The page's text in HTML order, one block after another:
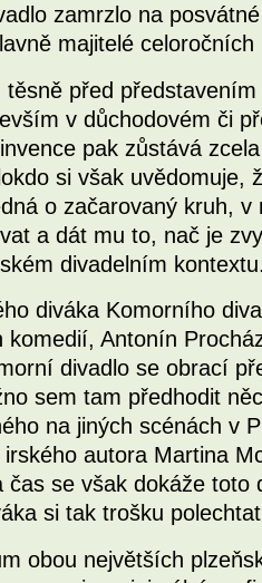
zamrzlo na
majitelé
těsně před
v důchodovém či
pak zůstává
si však
o začarovaný kruh,
a dát mu to, nač je
divadelním
diváka Komorního
komedií, Antonín
divadlo se obrací
sem tam předhodit
na jiných scénách v
autora Martina
čas se však dokáže
si tak trošku
obou největších